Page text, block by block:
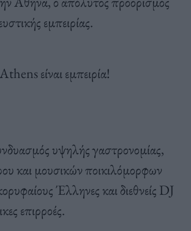
εμπειρίας.
είναι εμπειρία!
υψηλής γαστρονομίας,
και μουσικών ποικιλόμορφων
Έλληνες και διεθνείς DJ
επιρροές.